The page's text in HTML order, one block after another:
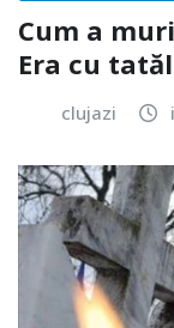
Cum a
Era cu
clujazi